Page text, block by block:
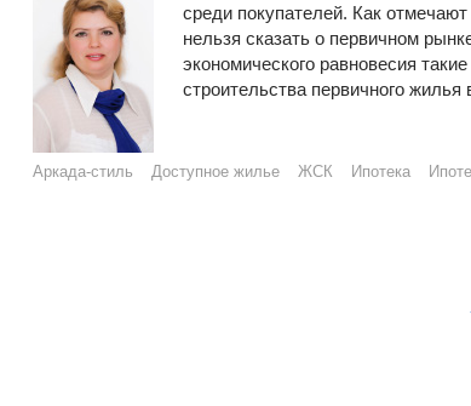
среди покупателей. Как
нельзя сказать о первичном
экономического равновесия
строительства первичного
Аркада-стиль Доступное жилье ЖСК Ипотека